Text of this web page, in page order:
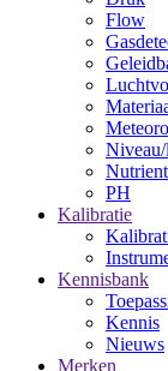
Flow
Nutrient
PH
Kalibratie
Kennisbank
Kennis
Nieuws
Merken